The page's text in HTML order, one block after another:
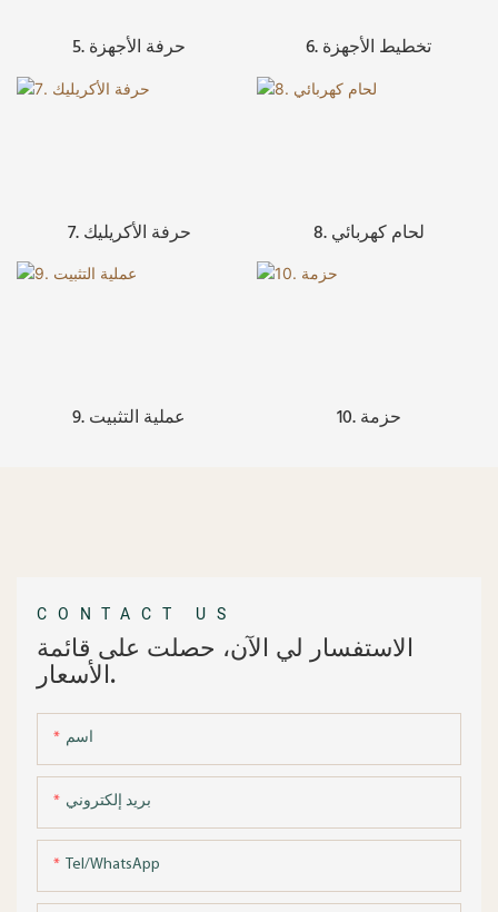
5. حرفة الأجهزة 6. تخطيط الأجهزة
7. حرفة الأكريليك 8. لحام كهربائي
9. عملية التثبيت 10. حزمة
CONTACT US
الاستفسار لي الآن، حصلت على قائمة
الأسعار.
اسم
بريد إلكتروني
Tel/WhatsApp